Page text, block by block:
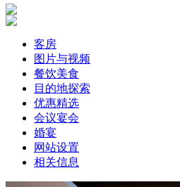
客房
图片与视频
餐饮美食
目的地探索
优惠精选
会议宴会
婚宴
网站设置
相关信息